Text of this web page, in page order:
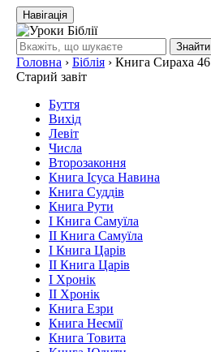
Навігація
Знайти
Головна › Біблія › Книга Сираха 46
Старий завіт
Буття
Вихід
Левіт
Числа
Второзаконня
Книга Ісуса Навина
Книга Суддів
Книга Рути
І Книга Самуїла
ІІ Книга Самуїла
І Книга Царів
ІІ Книга Царів
І Хронік
ІІ Хронік
Книга Езри
Книга Неємії
Книга Товита